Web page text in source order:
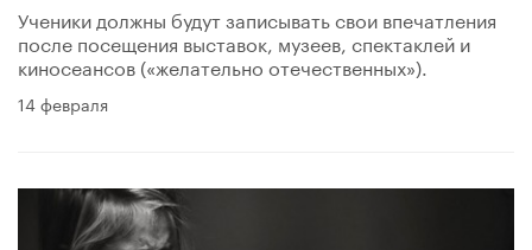
Ученики должны будут записывать свои впечатления
после посещения выставок, музеев, спектаклей и
киносеансов («желательно отечественных»).
14 февраля